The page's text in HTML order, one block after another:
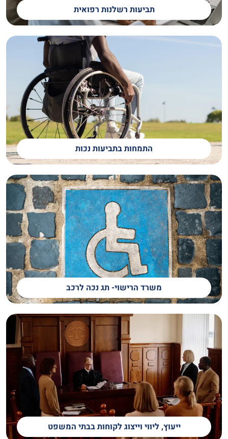
תביעות רשלנות רפואית
התמחות בתביעות נכות
משרד הרישוי- תג נכה לרכב
ייעוץ, ליווי וייצוג לקוחות בבתי המשפט